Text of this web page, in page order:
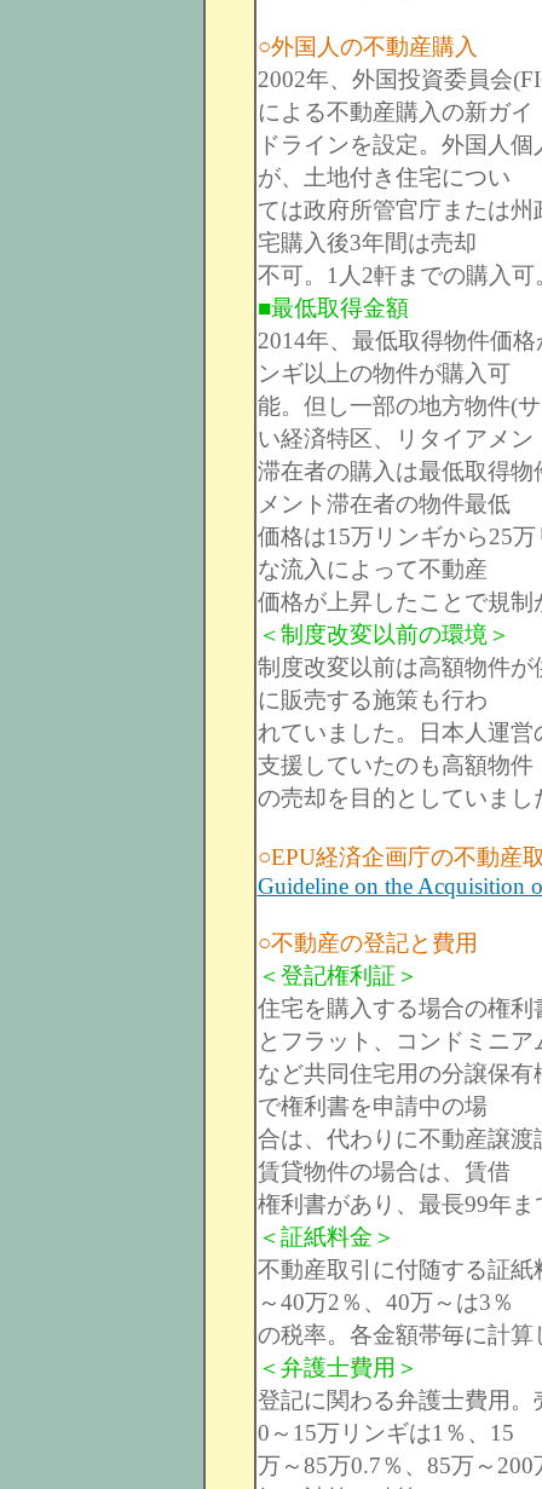
○外国人の不動産購入
2002年、外国投資委員会
による不動産購入の新ガイ
ドラインを設定。外国人
が、土地付き住宅につい
ては政府所管官庁または
宅購入後3年間は売却
不可。1人2軒までの購入可
■最低取得金額
2014年、最低取得物件価
ンギ以上の物件が購入可
能。但し一部の地方物件(
い経済特区、リタイアメン
滞在者の購入は最低取得
メント滞在者の物件最低
価格は15万リンギから25
な流入によって不動産
価格が上昇したことで規
＜制度改変以前の環境＞
制度改変以前は高額物件
に販売する施策も行わ
れていました。日本人運
支援していたのも高額物件
の売却を目的としていまし
○EPU経済企画庁の不動産
Guideline on the Acquisition
○不動産の登記と費用
＜登記権利証＞
住宅を購入する場合の権
とフラット、コンドミニア
など共同住宅用の分譲保
で権利書を申請中の場
合は、代わりに不動産譲
賃貸物件の場合は、賃借
権利書があり、最長99年
＜証紙料金＞
不動産取引に付随する証
～40万2％、40万～は3％
の税率。各金額帯毎に計算
＜弁護士費用＞
登記に関わる弁護士費用
0～15万リンギは1％、15
万～85万0.7％、85万～